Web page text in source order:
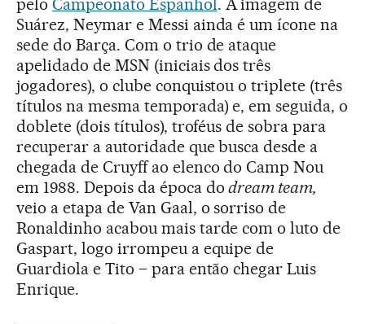
Suárez, Neymar e Messi ainda é um ícone na
sede do Barça. Com o trio de ataque
apelidado de MSN (iniciais dos três
jogadores), o clube conquistou o triplete (três
títulos na mesma temporada) e, em seguida, o
doblete (dois títulos), troféus de sobra para
recuperar a autoridade que busca desde a
chegada de Cruyff ao elenco do Camp Nou
em 1988. Depois da época dodream team,
veio a etapa de Van Gaal, o sorriso de
Ronaldinho acabou mais tarde com o luto de
Gaspart, logo irrompeu a equipe de
Guardiola e Tito – para então chegar Luis
Enrique.